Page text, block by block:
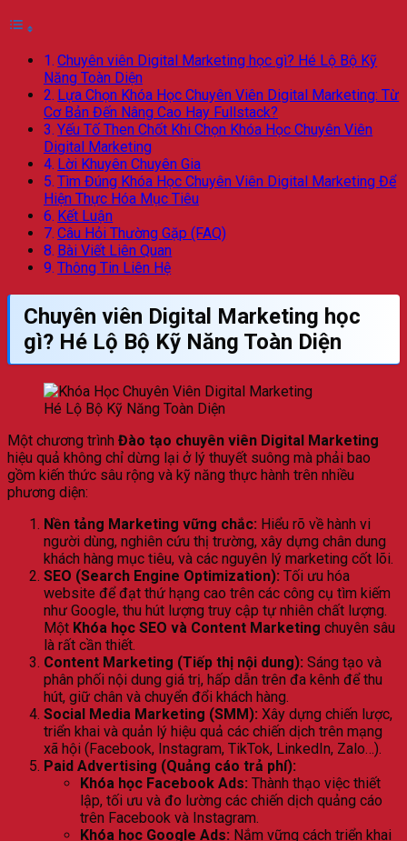
Chuyên viên Digital Marketing học gì? Hé Lộ Bộ Kỹ
Năng Toàn Diện
Lựa Chọn Khóa Học Chuyên Viên Digital Marketing: Từ
Cơ Bản Đến Nâng Cao Hay Fullstack?
Yếu Tố Then Chốt Khi Chọn Khóa Học Chuyên Viên
Digital Marketing
Lời Khuyên Chuyên Gia
Tìm Đúng Khóa Học Chuyên Viên Digital Marketing Để
Hiện Thực Hóa Mục Tiêu
Kết Luận
Câu Hỏi Thường Gặp (FAQ)
Bài Viết Liên Quan
Thông Tin Liên Hệ
Chuyên viên Digital Marketing học
gì? Hé Lộ Bộ Kỹ Năng Toàn Diện
Hé Lộ Bộ Kỹ Năng Toàn Diện
Một chương trình Đào tạo chuyên viên Digital Marketing
hiệu quả không chỉ dừng lại ở lý thuyết suông mà phải bao
gồm kiến thức sâu rộng và kỹ năng thực hành trên nhiều
phương diện:
Nền tảng Marketing vững chắc: Hiểu rõ về hành vi
người dùng, nghiên cứu thị trường, xây dựng chân dung
khách hàng mục tiêu, và các nguyên lý marketing cốt lõi.
SEO (Search Engine Optimization): Tối ưu hóa
website để đạt thứ hạng cao trên các công cụ tìm kiếm
như Google, thu hút lượng truy cập tự nhiên chất lượng.
Một Khóa học SEO và Content Marketing chuyên sâu
là rất cần thiết.
Content Marketing (Tiếp thị nội dung): Sáng tạo và
phân phối nội dung giá trị, hấp dẫn trên đa kênh để thu
hút, giữ chân và chuyển đổi khách hàng.
Social Media Marketing (SMM): Xây dựng chiến lược,
triển khai và quản lý hiệu quả các chiến dịch trên mạng
xã hội (Facebook, Instagram, TikTok, LinkedIn, Zalo…).
Paid Advertising (Quảng cáo trả phí):
Khóa học Facebook Ads: Thành thạo việc thiết
lập, tối ưu và đo lường các chiến dịch quảng cáo
trên Facebook và Instagram.
Khóa học Google Ads: Nắm vững cách triển khai